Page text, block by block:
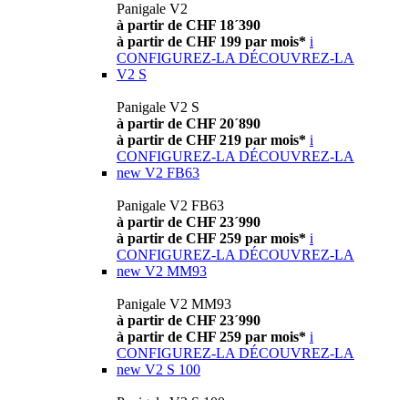
Panigale V2
à partir de CHF 18´390
à partir de CHF 199 par mois* i
CONFIGUREZ-LA DÉCOUVREZ-LA
V2 S
Panigale V2 S
à partir de CHF 20´890
à partir de CHF 219 par mois* i
CONFIGUREZ-LA DÉCOUVREZ-LA
new V2 FB63
Panigale V2 FB63
à partir de CHF 23´990
à partir de CHF 259 par mois* i
CONFIGUREZ-LA DÉCOUVREZ-LA
new V2 MM93
Panigale V2 MM93
à partir de CHF 23´990
à partir de CHF 259 par mois* i
CONFIGUREZ-LA DÉCOUVREZ-LA
new V2 S 100